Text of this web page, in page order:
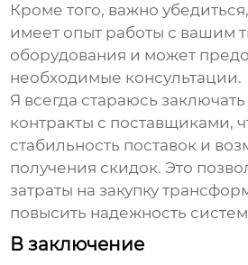
Кроме того, важно
имеет опыт работы с вашим
оборудования и может
необходимые консультации.
Я всегда стараюсь
контракты с поставщиками,
стабильность поставок и
получения скидок. Это
затраты на закупку
повысить надежность
В заключение